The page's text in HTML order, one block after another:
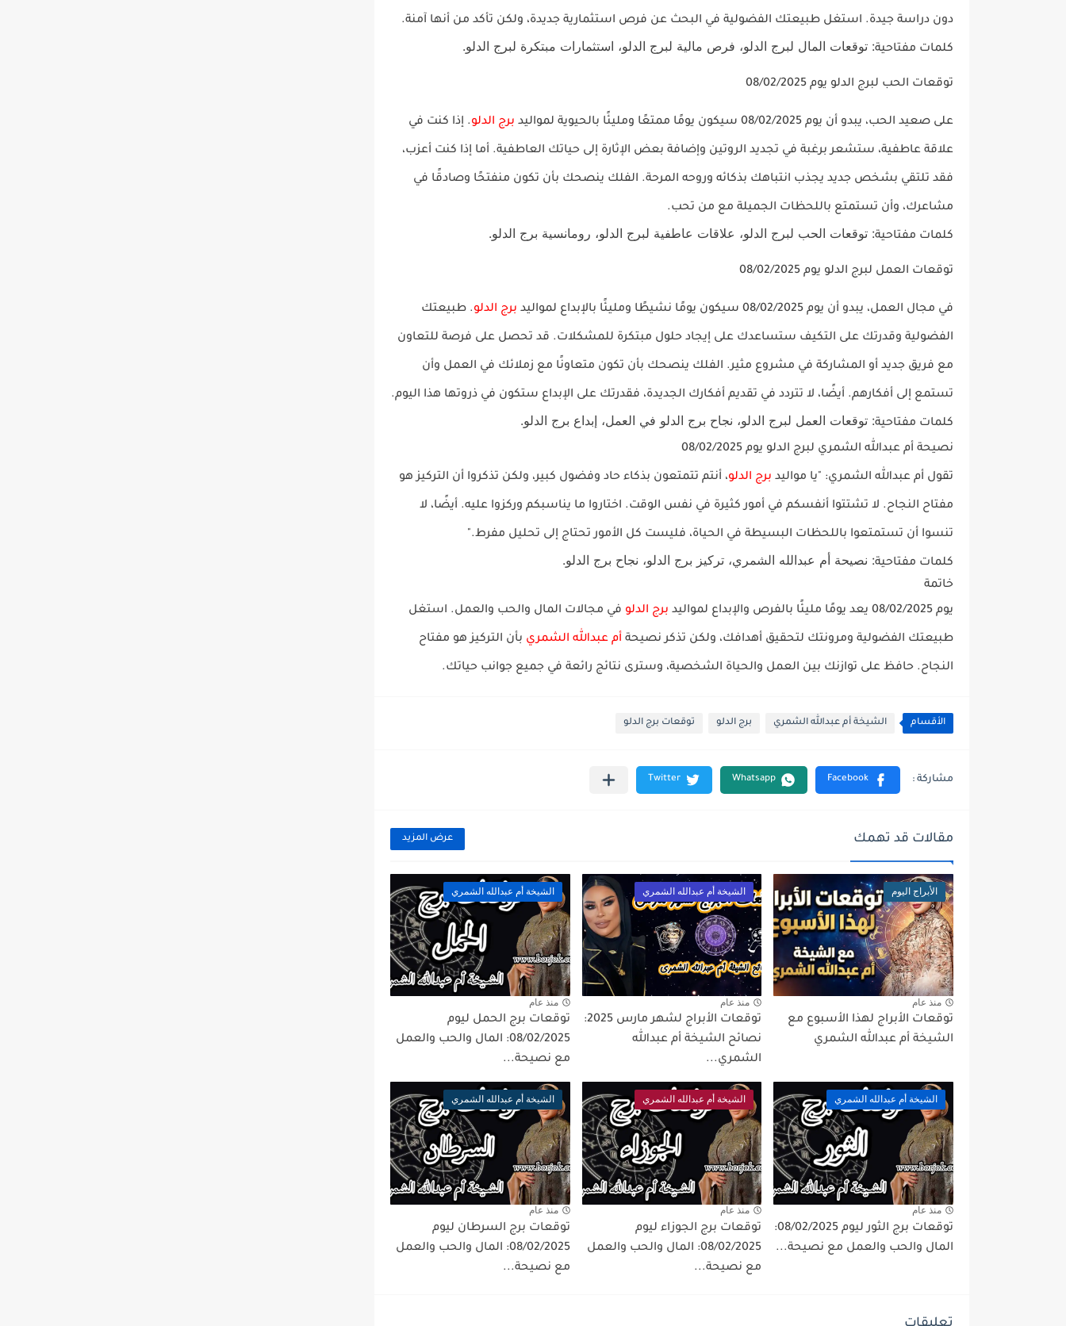
دون دراسة جيدة. استغل طبيعتك الفضولية في البحث عن فرص استثمارية جديدة، ولكن تأكد من أنها آمنة.
كلمات مفتاحية: توقعات المال لبرج الدلو، فرص مالية لبرج الدلو، استثمارات مبتكرة لبرج الدلو.
توقعات الحب لبرج الدلو يوم 08/02/2025
على صعيد الحب، يبدو أن يوم 08/02/2025 سيكون يومًا ممتعًا ومليئًا بالحيوية لمواليد برج الدلو. إذا كنت في
علاقة عاطفية، ستشعر برغبة في تجديد الروتين وإضافة بعض الإثارة إلى حياتك العاطفية. أما إذا كنت أعزب،
فقد تلتقي بشخص جديد يجذب انتباهك بذكائه وروحه المرحة. الفلك ينصحك بأن تكون منفتحًا وصادقًا في
مشاعرك، وأن تستمتع باللحظات الجميلة مع من تحب.
كلمات مفتاحية: توقعات الحب لبرج الدلو، علاقات عاطفية لبرج الدلو، رومانسية برج الدلو.
توقعات العمل لبرج الدلو يوم 08/02/2025
في مجال العمل، يبدو أن يوم 08/02/2025 سيكون يومًا نشيطًا ومليئًا بالإبداع لمواليد برج الدلو. طبيعتك
الفضولية وقدرتك على التكيف ستساعدك على إيجاد حلول مبتكرة للمشكلات. قد تحصل على فرصة للتعاون
مع فريق جديد أو المشاركة في مشروع مثير. الفلك ينصحك بأن تكون متعاونًا مع زملائك في العمل وأن
تستمع إلى أفكارهم. أيضًا، لا تتردد في تقديم أفكارك الجديدة، فقدرتك على الإبداع ستكون في ذروتها هذا اليوم.
كلمات مفتاحية: توقعات العمل لبرج الدلو، نجاح برج الدلو في العمل، إبداع برج الدلو.
نصيحة أم عبدالله الشمري لبرج الدلو يوم 08/02/2025
تقول أم عبدالله الشمري: "يا مواليد برج الدلو، أنتم تتمتعون بذكاء حاد وفضول كبير، ولكن تذكروا أن التركيز هو
مفتاح النجاح. لا تشتتوا أنفسكم في أمور كثيرة في نفس الوقت. اختاروا ما يناسبكم وركزوا عليه. أيضًا، لا
تنسوا أن تستمتعوا باللحظات البسيطة في الحياة، فليست كل الأمور تحتاج إلى تحليل مفرط."
كلمات مفتاحية: نصيحة أم عبدالله الشمري، تركيز برج الدلو، نجاح برج الدلو.
خاتمة
يوم 08/02/2025 يعد يومًا مليئًا بالفرص والإبداع لمواليد
برج الدلو في مجالات المال والحب والعمل. استغل
طبيعتك الفضولية ومرونتك لتحقيق أهدافك، ولكن تذكر نصيحة أم عبدالله الشمري بأن التركيز هو مفتاح
النجاح. حافظ على توازنك بين العمل والحياة الشخصية، وسترى نتائج رائعة في جميع جوانب حياتك.
الأقسام الشيخة أم عبدالله الشمري برج الدلو توقعات برج الدلو
مقالات قد تهمك عرض المزيد
الأبراج اليوم
منذ عام
توقعات الأبراج لهذا الأسبوع مع
الشيخة أم عبدالله الشمري
الشيخة أم عبدالله الشمري
منذ عام
توقعات الأبراج لشهر مارس 2025:
نصائح الشيخة أم عبدالله
الشمري...
الشيخة أم عبدالله الشمري
منذ عام
توقعات برج الحمل ليوم
08/02/2025: المال والحب والعمل
مع نصيحة...
الشيخة أم عبدالله الشمري
منذ عام
توقعات برج الثور ليوم 08/02/2025:
المال والحب والعمل مع نصيحة...
الشيخة أم عبدالله الشمري
منذ عام
توقعات برج الجوزاء ليوم
08/02/2025: المال والحب والعمل
مع نصيحة...
الشيخة أم عبدالله الشمري
منذ عام
توقعات برج السرطان ليوم
08/02/2025: المال والحب والعمل
مع نصيحة...